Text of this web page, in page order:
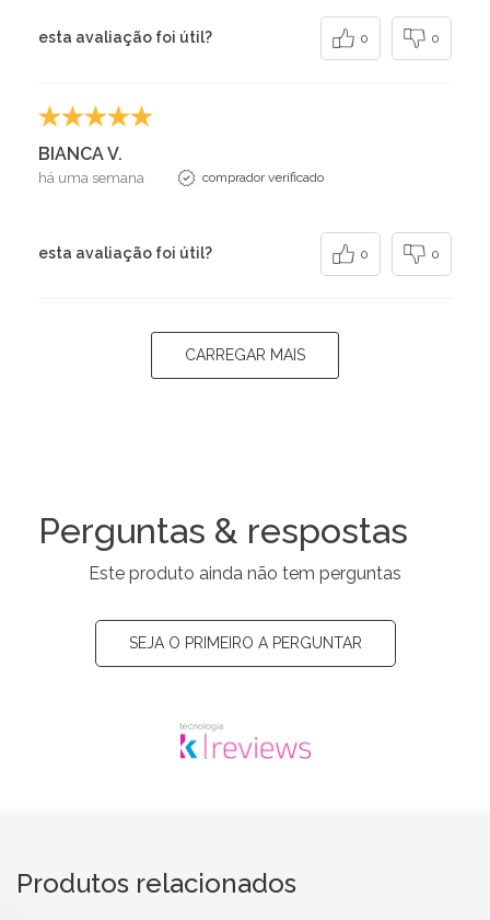
esta avaliação foi útil? 0 0
BIANCA V.
há uma semana comprador verificado
esta avaliação foi útil? 0 0
CARREGAR MAIS
Perguntas & respostas
Este produto ainda não tem perguntas
SEJA O PRIMEIRO A PERGUNTAR
Produtos relacionados